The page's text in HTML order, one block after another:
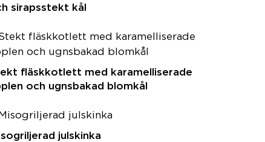
sirapsstekt kål
fläskkotlett med karamelliserade
och ugnsbakad blomkål
julskinka